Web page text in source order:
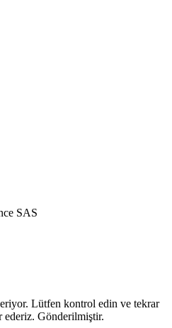
SAS
Lütfen kontrol edin ve tekrar
ederiz. Gönderilmiştir.